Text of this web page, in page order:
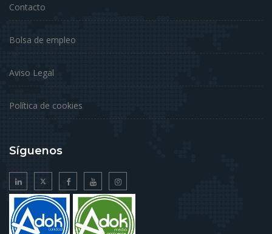
Contacto
Bolsa de empleo
Aviso Legal
Política de cookies
Síguenos